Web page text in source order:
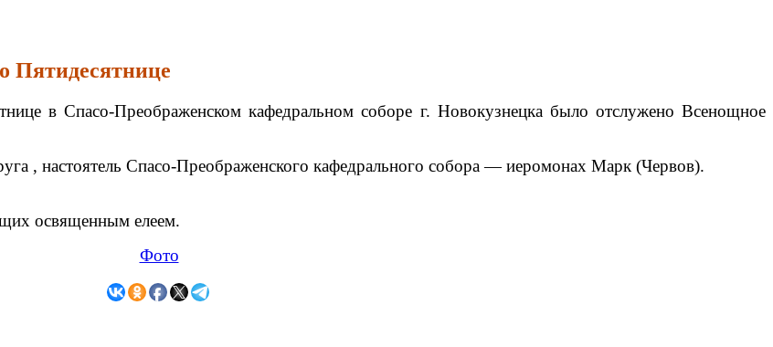
Пятидесятнице
в Спасо-Преображенском кафедральном соборе г. Новокузнецка было отслужено Всенощное
, настоятель Спасо-Преображенского кафедрального собора — иеромонах Марк (Червов).
освященным елеем.
Фото